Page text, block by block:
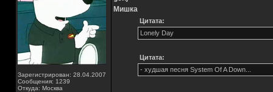
Зарегистрирован: 28.04.2007
Сообщения: 1239
Откуда: Москва
Мишка
Цитата:
Lonely Day
Цитата:
- худшая песня System Of A Down...